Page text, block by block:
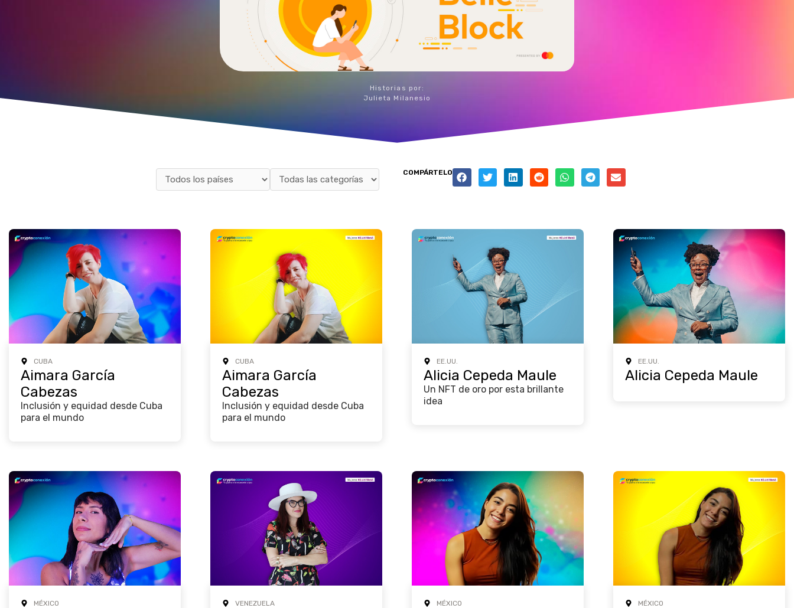
Historias por:
Julieta Milanesio
COMPÁRTELO
CUBA
Aimara García
Cabezas
Inclusión y equidad desde Cuba
para el mundo
CUBA
Aimara García
Cabezas
Inclusión y equidad desde Cuba
para el mundo
EE.UU.
Alicia Cepeda Maule
Un NFT de oro por esta brillante
idea
EE.UU.
Alicia Cepeda Maule
MÉXICO VENEZUELA MÉXICO MÉXICO